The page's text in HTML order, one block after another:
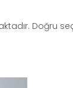
Doğru